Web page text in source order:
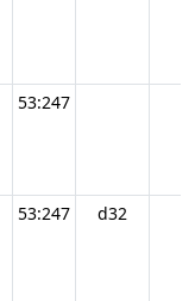
53:247
53:247 d32